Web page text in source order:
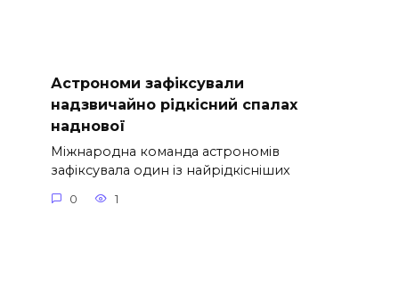
Астрономи зафіксували
надзвичайно рідкісний спалах
наднової
Міжнародна команда астрономів
зафіксувала один із найрідкісніших
0 1